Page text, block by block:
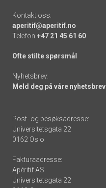
Kontakt oss:
aperitif@aperitif.no
Telefon +47 21 45 61 60
Ofte stilte spørsmål
Nyhetsbrev:
Meld deg på våre nyhetsbrev
Post- og besøksadresse:
Universitetsgata 22
0162 Oslo
Fakturaadresse:
Apéritif AS
Universitetsgata 22